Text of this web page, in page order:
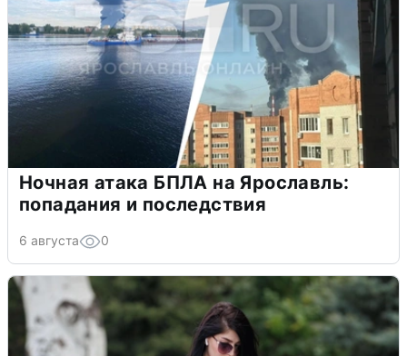
Ночная атака БПЛА на Ярославль:
попадания и последствия
6 августа 0